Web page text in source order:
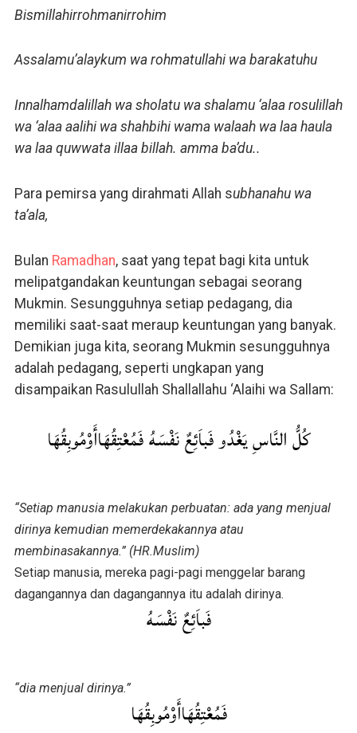
Bismillahirrohmanirrohim
Assalamu’alaykum wa rohmatullahi wa barakatuhu
Innalhamdalillah wa sholatu wa shalamu ‘alaa rosulillah
wa ‘alaa aalihi wa shahbihi wama walaah wa laa haula
wa laa quwwata illaa billah. amma ba’du..
Para pemirsa yang dirahmati Allah subhanahu wa
ta’ala,
Bulan Ramadhan, saat yang tepat bagi kita untuk
melipatgandakan keuntungan sebagai seorang
Mukmin. Sesungguhnya setiap pedagang, dia
memiliki saat-saat meraup keuntungan yang banyak.
Demikian juga kita, seorang Mukmin sesungguhnya
adalah pedagang, seperti ungkapan yang
disampaikan Rasulullah Shallallahu ‘Alaihi wa Sallam:
كُلُّ النَّاسِ يَغْدُو فَباَئِعٌ نَفْسَهُ فَمُعْتِقُهَاأَوْمُوبِقُهَا
“Setiap manusia melakukan perbuatan: ada yang menjual
dirinya kemudian memerdekakannya atau
membinasakannya.” (HR.Muslim)
Setiap manusia, mereka pagi-pagi menggelar barang
dagangannya dan dagangannya itu adalah dirinya.
فَباَئِعٌ نَفْسَهُ
“dia menjual dirinya.”
فَمُعْتِقُهَاأَوْمُوبِقُهَا